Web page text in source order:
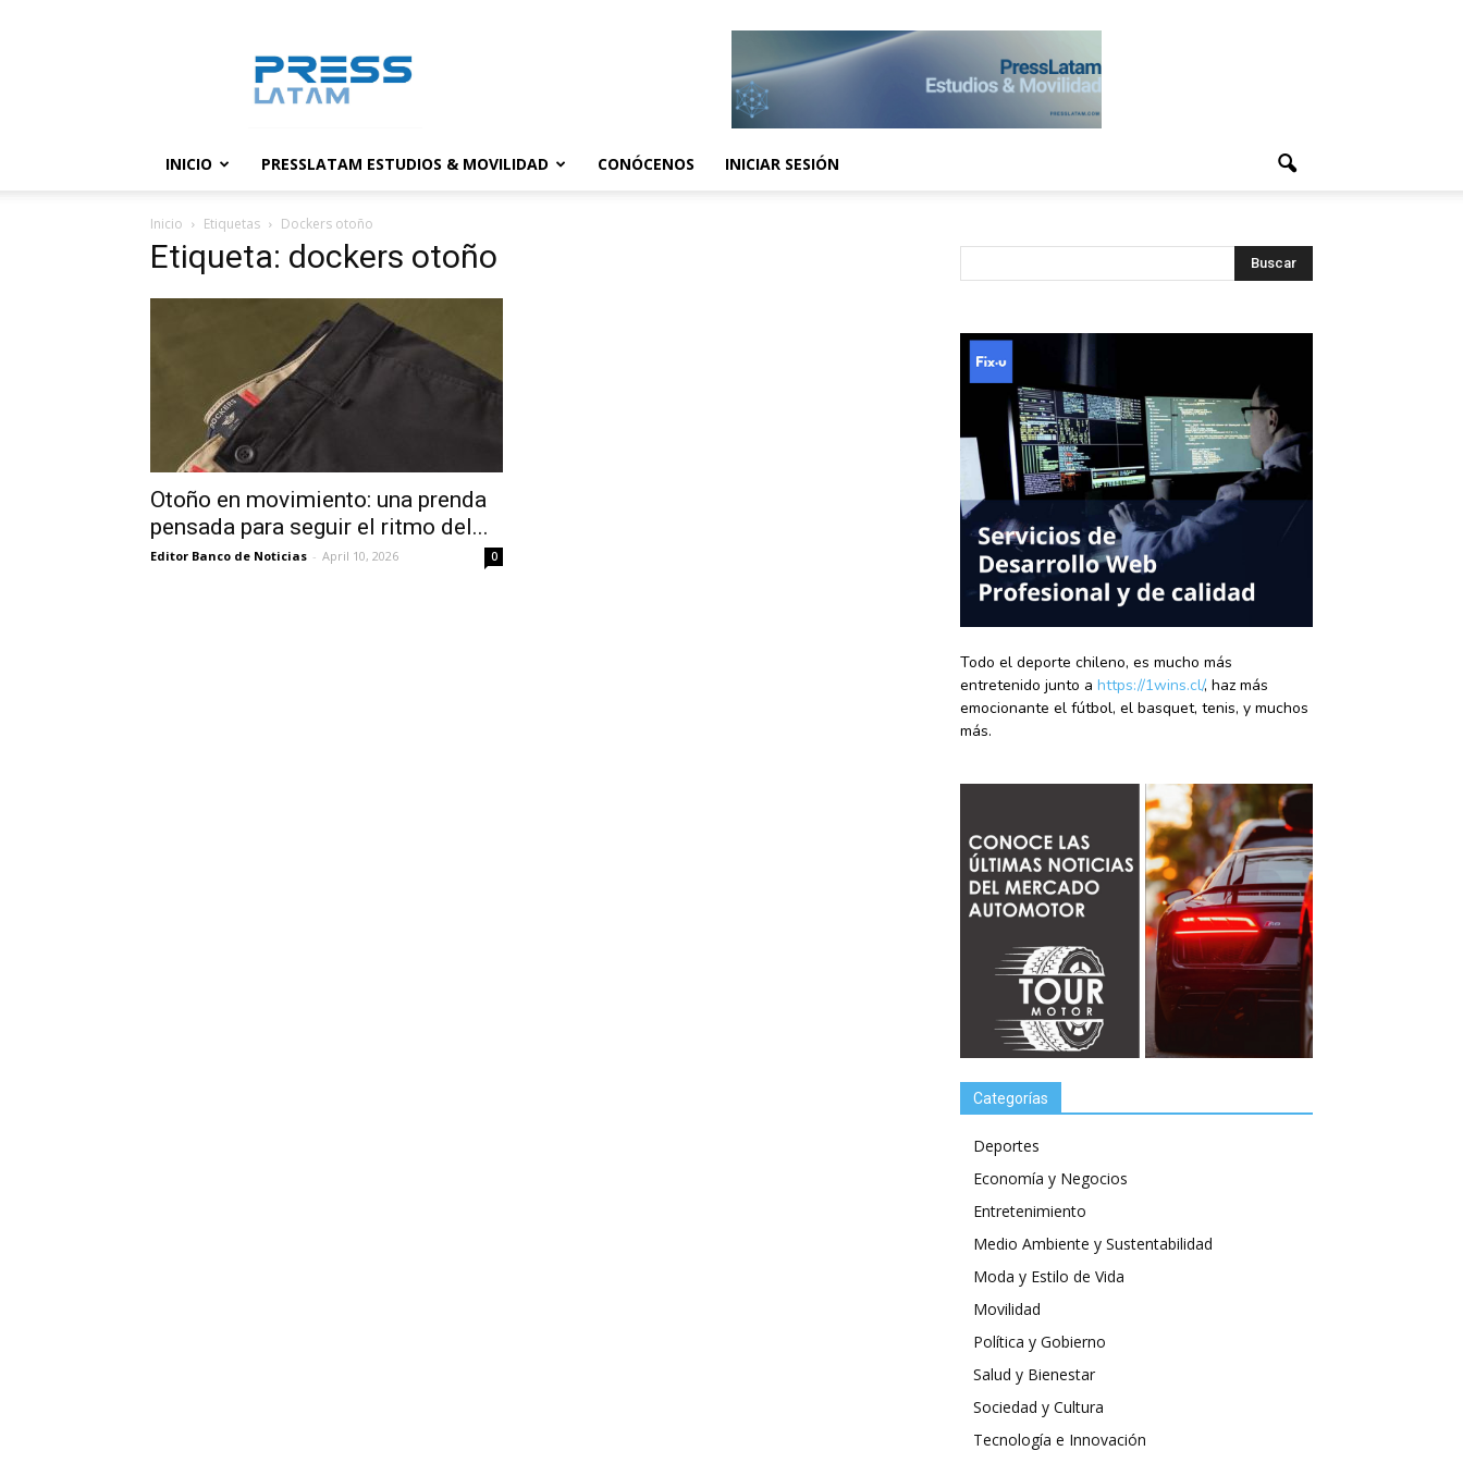
noticias
INICIO PRESSLATAM ESTUDIOS & MOVILIDAD CONÓCENOS INICIAR SESIÓN
Inicio Etiquetas Dockers otoño
Etiqueta: dockers otoño
Otoño en movimiento: una prenda
pensada para seguir el ritmo del...
Editor Banco de Noticias - April 10, 2026 0
Todo el deporte chileno, es mucho más
entretenido junto a https://1wins.cl/, haz más
emocionante el fútbol, el basquet, tenis, y muchos
más.
Categorías
Deportes
Economía y Negocios
Entretenimiento
Medio Ambiente y Sustentabilidad
Moda y Estilo de Vida
Movilidad
Política y Gobierno
Salud y Bienestar
Sociedad y Cultura
Tecnología e Innovación